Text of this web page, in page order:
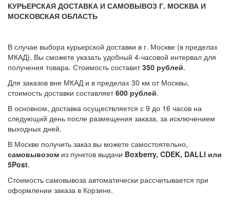
КУРЬЕРСКАЯ ДОСТАВКА И САМОВЫВОЗ Г. МОСКВА И
МОСКОВСКАЯ ОБЛАСТЬ
В случае выбора курьерской доставки в г. Москве (в пределах
МКАД), Вы сможете указать удобный 4-часовой интервал для
получения товара. Стоимость составит350 рублей.
Для заказов вне МКАД и в пределах 30 км от Москвы,
стоимость доставки составляет600 рублей.
В основном, доставка осуществляется с 9 до 16 часов на
следующий день после размещения заказа, за исключением
выходных дней.
В Москве получить заказ вы можете самостоятельно,
самовывозом из пунктов выдачи Boxberry, CDEK, DALLI или
5Post.
Стоимость самовывоза автоматически рассчитывается при
оформлении заказа в Корзине.